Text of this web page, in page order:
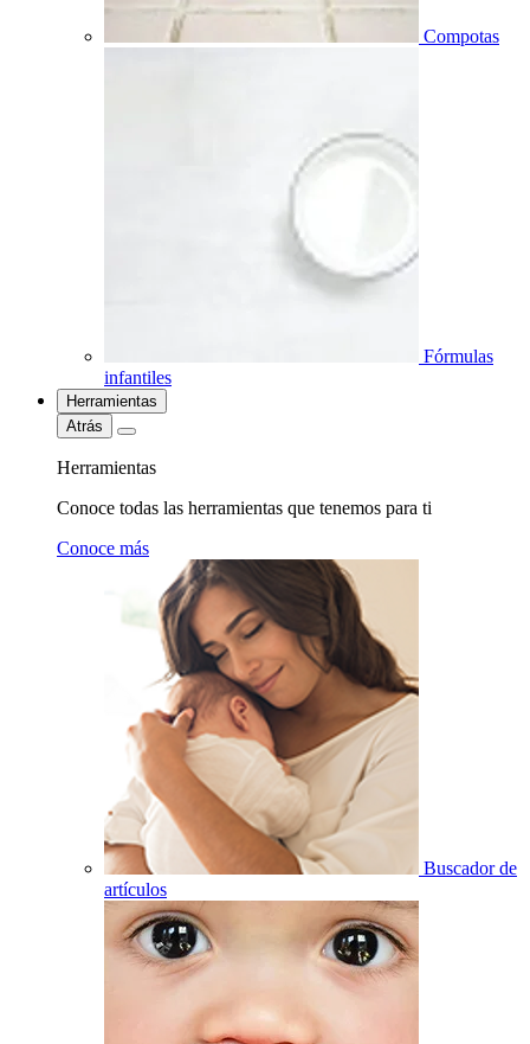
Compotas
Fórmulas
infantiles
Herramientas
Atrás
Herramientas
Conoce todas las herramientas que tenemos para ti
Conoce más
Buscador de
artículos